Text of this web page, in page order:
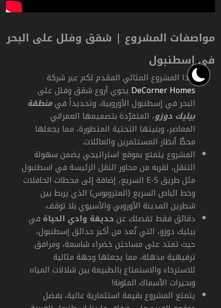
مواصفات المشروع | شقق وفلل على البحر
في إسطنبول
هذا المشروع المثالي المقدم لكم عبر شركة
DeCorner Homes يحوي أروع شقق وفلل على
البحر في إسطنبول الأوروبية، وتحديداً فيمنطقة
بيليك دوزو، المتفرّدةبتصميمها العمراني
المعاصر، وبنيتها التحتية المتطورة، مما يجعلها
محطَّ أنظار المستثمرين والعائلات.
المشروع يتمتع بموقع استراتيجي يضمن سهولة
التنقل، لقربه من محاور النقل الرئيسة في اسطنبول
مثل طريقE-5 السريع، إضافة إلى محطات الحافلات
وخط الباص السريع (المتروبوس) الذي يربط بين
شطرين المدينة الأوروبي والآسيوي بلا توقف.
دقائق فقط تفصلك عنحديقة وادي الحياة في
بيليك دوزو، التي تُعد من أكبر حدائق إسطنبول،
حيث تمتد على مساحتن خضراء شاسعة، ومرافق
ترفيهية مذهلة، مما يجعلها وجهة مثالية
للاسترخاء والاستمتاع بالطبيعة بين شلالات المياه
وبحيرات الأسماك الملونة!
يتمتع المشروع بقيمة استثمارية عالية، بفضل